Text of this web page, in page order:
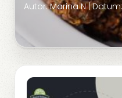
Autor: Marina N |